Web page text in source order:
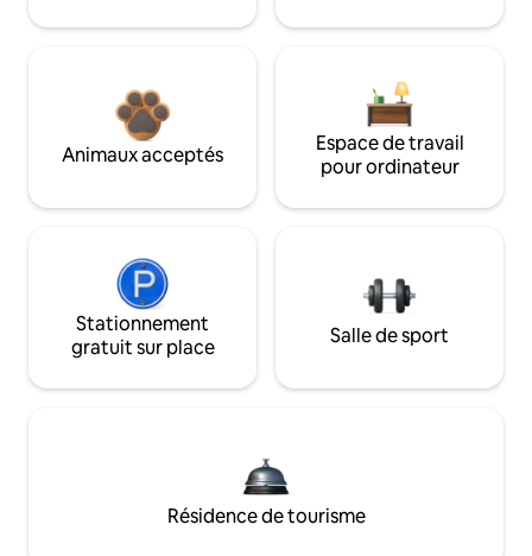
Animaux acceptés
Espace de travail
pour ordinateur
Stationnement
gratuit sur place
Salle de sport
Résidence de tourisme